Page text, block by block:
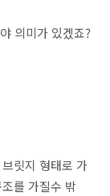
의미가 있겠죠?
릿지 형태로 가
를 가질수 밖